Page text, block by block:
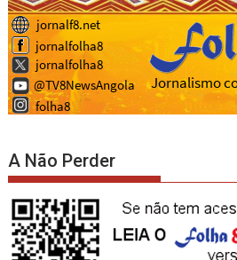
A Não Perder